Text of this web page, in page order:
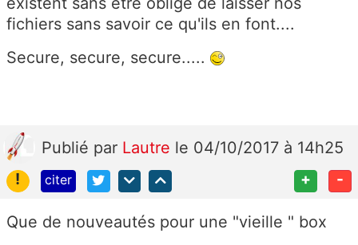
fichiers sans savoir ce qu'ils en font....
Secure, secure, secure.....
Publié par Lautre le 04/10/2017 à 14h25
!
citer + -
Que de nouveautés pour une "vieille " box